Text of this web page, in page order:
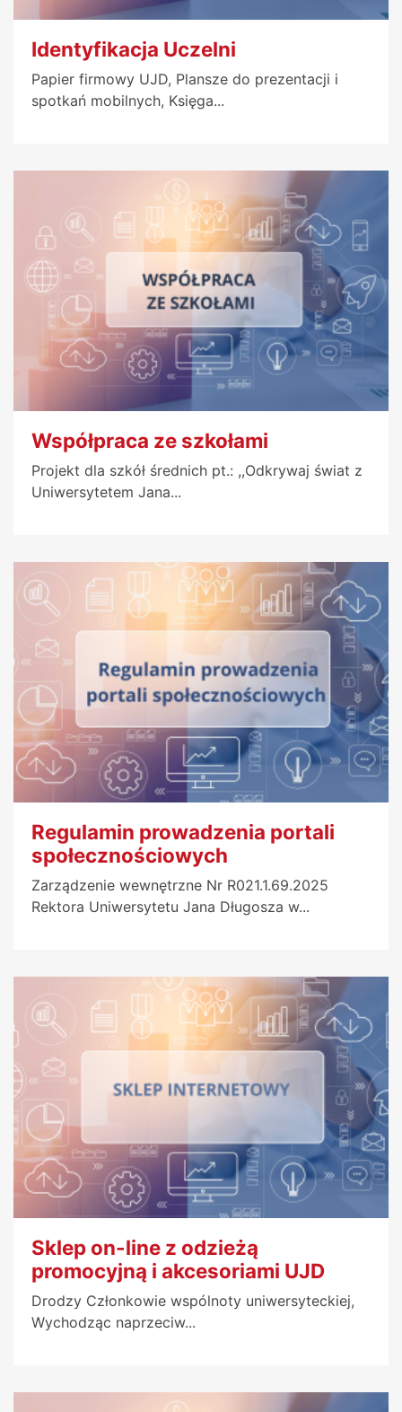
Identyfikacja Uczelni
Papier firmowy UJD, Plansze do prezentacji i
spotkań mobilnych, Księga...
Współpraca ze szkołami
Projekt dla szkół średnich pt.: ,,Odkrywaj świat z
Uniwersytetem Jana...
Regulamin prowadzenia portali
społecznościowych
Zarządzenie wewnętrzne Nr R021.1.69.2025
Rektora Uniwersytetu Jana Długosza w...
Sklep on-line z odzieżą
promocyjną i akcesoriami UJD
Drodzy Członkowie wspólnoty uniwersyteckiej,
Wychodząc naprzeciw...